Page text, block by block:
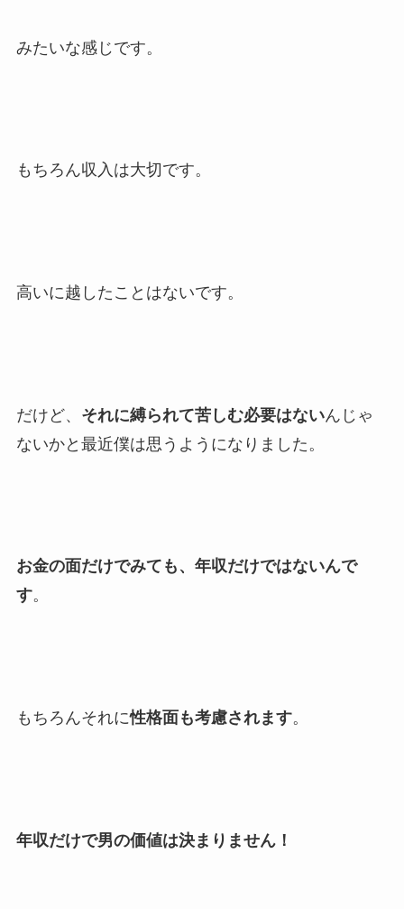
みたいな感じです。
もちろん収入は大切です。
高いに越したことはないです。
だけど、 それに縛られて苦しむ必要はないんじゃ
ないかと最近僕は思うようになりました。
お金の面だけでみても、年収だけではないんで
す。
もちろんそれに性格面も考慮されます。
年収だけで男の価値は決まりません！